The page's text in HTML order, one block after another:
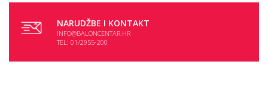
NARUDŽBE I KONTAKT
INFO@BALONCENTAR.HR
TEL: 01/2955-200